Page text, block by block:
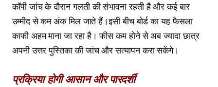
कॉपी जांच के दौरान गलती की संभावना रहती है और कई बार
उम्मीद से कम अंक मिल जाते हैं।इसी बीच बोर्ड का यह फैसला
काफी अहम माना जा रहा है। फीस कम होने से अब ज्यादा छात्र
अपनी उत्तर पुस्तिका की जांच और सत्यापन करा सकेंगे।
प्रक्रिया होगी आसान और पारदर्शी